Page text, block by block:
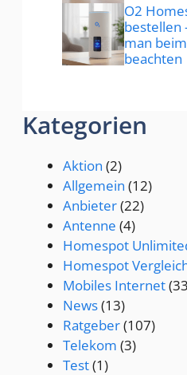
O2
bestellen
man
beachten
Kategorien
Aktion (2)
Allgemein (12)
Anbieter(22)
Antenne (4)
Homespot
Homespot
Mobiles Internet
News(13)
Ratgeber(107)
Telekom (3)
Test(1)